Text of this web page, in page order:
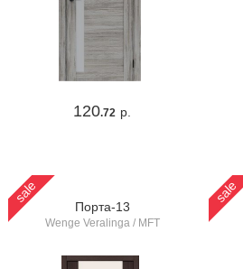
120.72 р.
sale
Порта-13
Wenge Veralinga / MFT
sale